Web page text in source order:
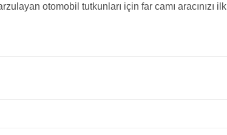
otomobil tutkunları için far camı aracınızı ilk